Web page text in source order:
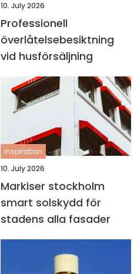
10. July 2026
Professionell
överlåtelsebesiktning
vid husförsäljning
inspiration
10. July 2026
Markiser stockholm
smart solskydd för
stadens alla fasader